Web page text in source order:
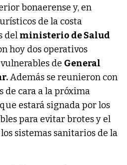
bonaerense y, en
de la costa
del ministerio de Salud
hoy dos operativos
de General
Además se reunieron con
de cara a la próxima
estará signada por los
para evitar brotes y el
sistemas sanitarios de la